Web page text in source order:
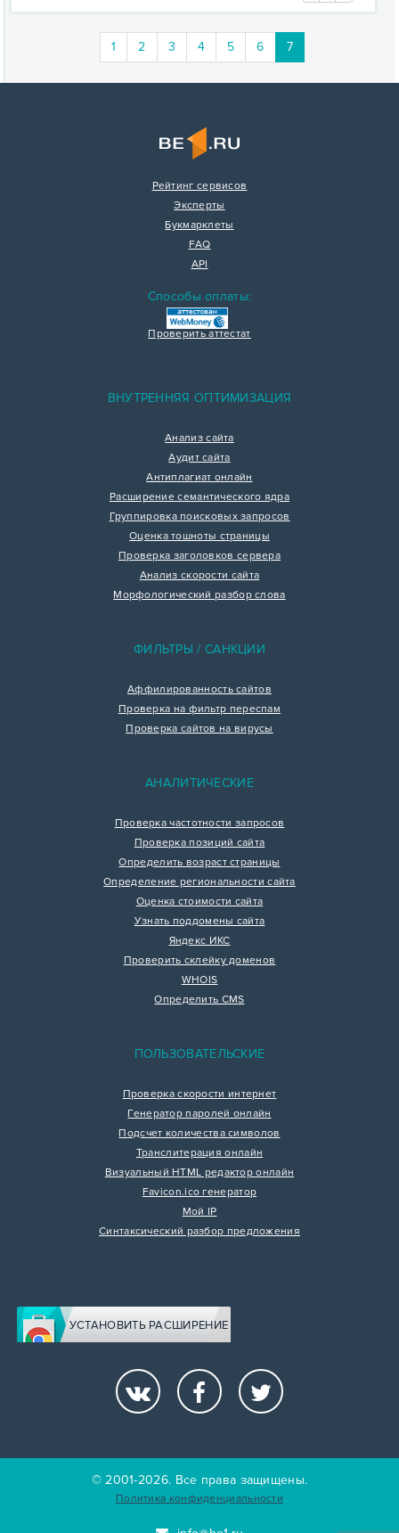
1 2 3 4 5 6 7(current)
Рейтинг сервисов
Эксперты
Букмарклеты
FAQ
API
Способы оплаты:
Проверить аттестат
ВНУТРЕННЯЯ ОПТИМИЗАЦИЯ
Анализ сайта
Аудит сайта
Антиплагиат онлайн
Расширение семантического ядра
Группировка поисковых запросов
Оценка тошноты страницы
Проверка заголовков сервера
Анализ скорости сайта
Морфологический разбор слова
ФИЛЬТРЫ / САНКЦИИ
Аффилированность сайтов
Проверка на фильтр переспам
Проверка сайтов на вирусы
АНАЛИТИЧЕСКИЕ
Проверка частотности запросов
Проверка позиций сайта
Определить возраст страницы
Определение региональности сайта
Оценка стоимости сайта
Узнать поддомены сайта
Яндекс ИКС
Проверить склейку доменов
WHOIS
Определить CMS
ПОЛЬЗОВАТЕЛЬСКИЕ
Проверка скорости интернет
Генератор паролей онлайн
Подсчет количества символов
Транслитерация онлайн
Визуальный HTML редактор онлайн
Favicon.ico генератор
Мой IP
Синтаксический разбор предложения
УСТАНОВИТЬ РАСШИРЕНИЕ
© 2001-2026. Все права защищены.
Политика конфиденциальности